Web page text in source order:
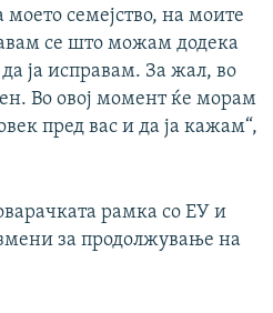
семејство, на моите
се што можам додека
ја исправам. За жал, во
Во овој момент ќе морам
пред вас и да ја кажам“,
рамка со ЕУ и
за продолжување на